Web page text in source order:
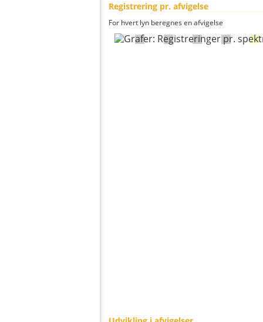
Registrering pr. afvigelse
For hvert lyn beregnes en afvigelse